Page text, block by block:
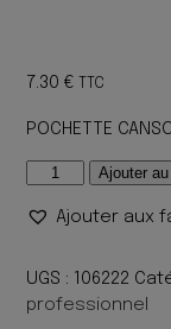
7.30€ TTC
POCHETTE
quantité
POCHETTE
12F
24/32
Ajouter
Ajouter aux
UGS : 106222
professionnel